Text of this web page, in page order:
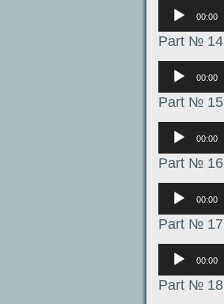
Аудиоплеер
00:00
Part № 14
Аудиоплеер
00:00
Part № 15
Аудиоплеер
00:00
Part № 16
Аудиоплеер
00:00
Part № 17
Аудиоплеер
00:00
Part № 18